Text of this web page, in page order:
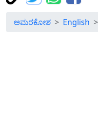
ಅಮರಕೋಶ English